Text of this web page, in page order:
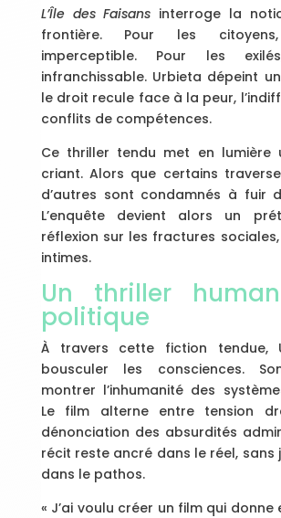
L’Île des Faisans interroge la
frontière. Pour les
imperceptible. Pour les
infranchissable. Urbieta dépeint
le droit recule face à la peur,
conflits de compétences.
Ce thriller tendu met en lumière
criant. Alors que certains
d’autres sont condamnés à fuir
L’enquête devient alors un
réflexion sur les fractures
intimes.
Un thriller
politique
À travers cette fiction tendue,
bousculer les consciences.
montrer l’inhumanité des
Le film alterne entre tension
dénonciation des absurdités
récit reste ancré dans le réel, sans
dans le pathos.
« J’ai voulu créer un film qui donne